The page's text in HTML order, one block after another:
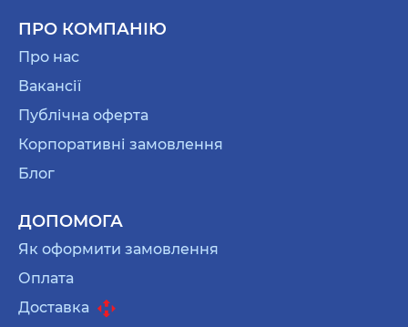
ПРО КОМПАНІЮ
Про нас
Вакансії
Публічна оферта
Корпоративні замовлення
Блог
ДОПОМОГА
Як оформити замовлення
Оплата
Доставка